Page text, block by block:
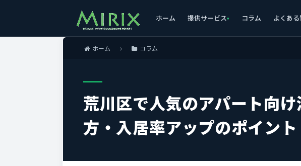
ホーム 提供サービス コラム よくあ
ホーム コラム
荒川区で人気のアパート向
方・入居率アップのポイント